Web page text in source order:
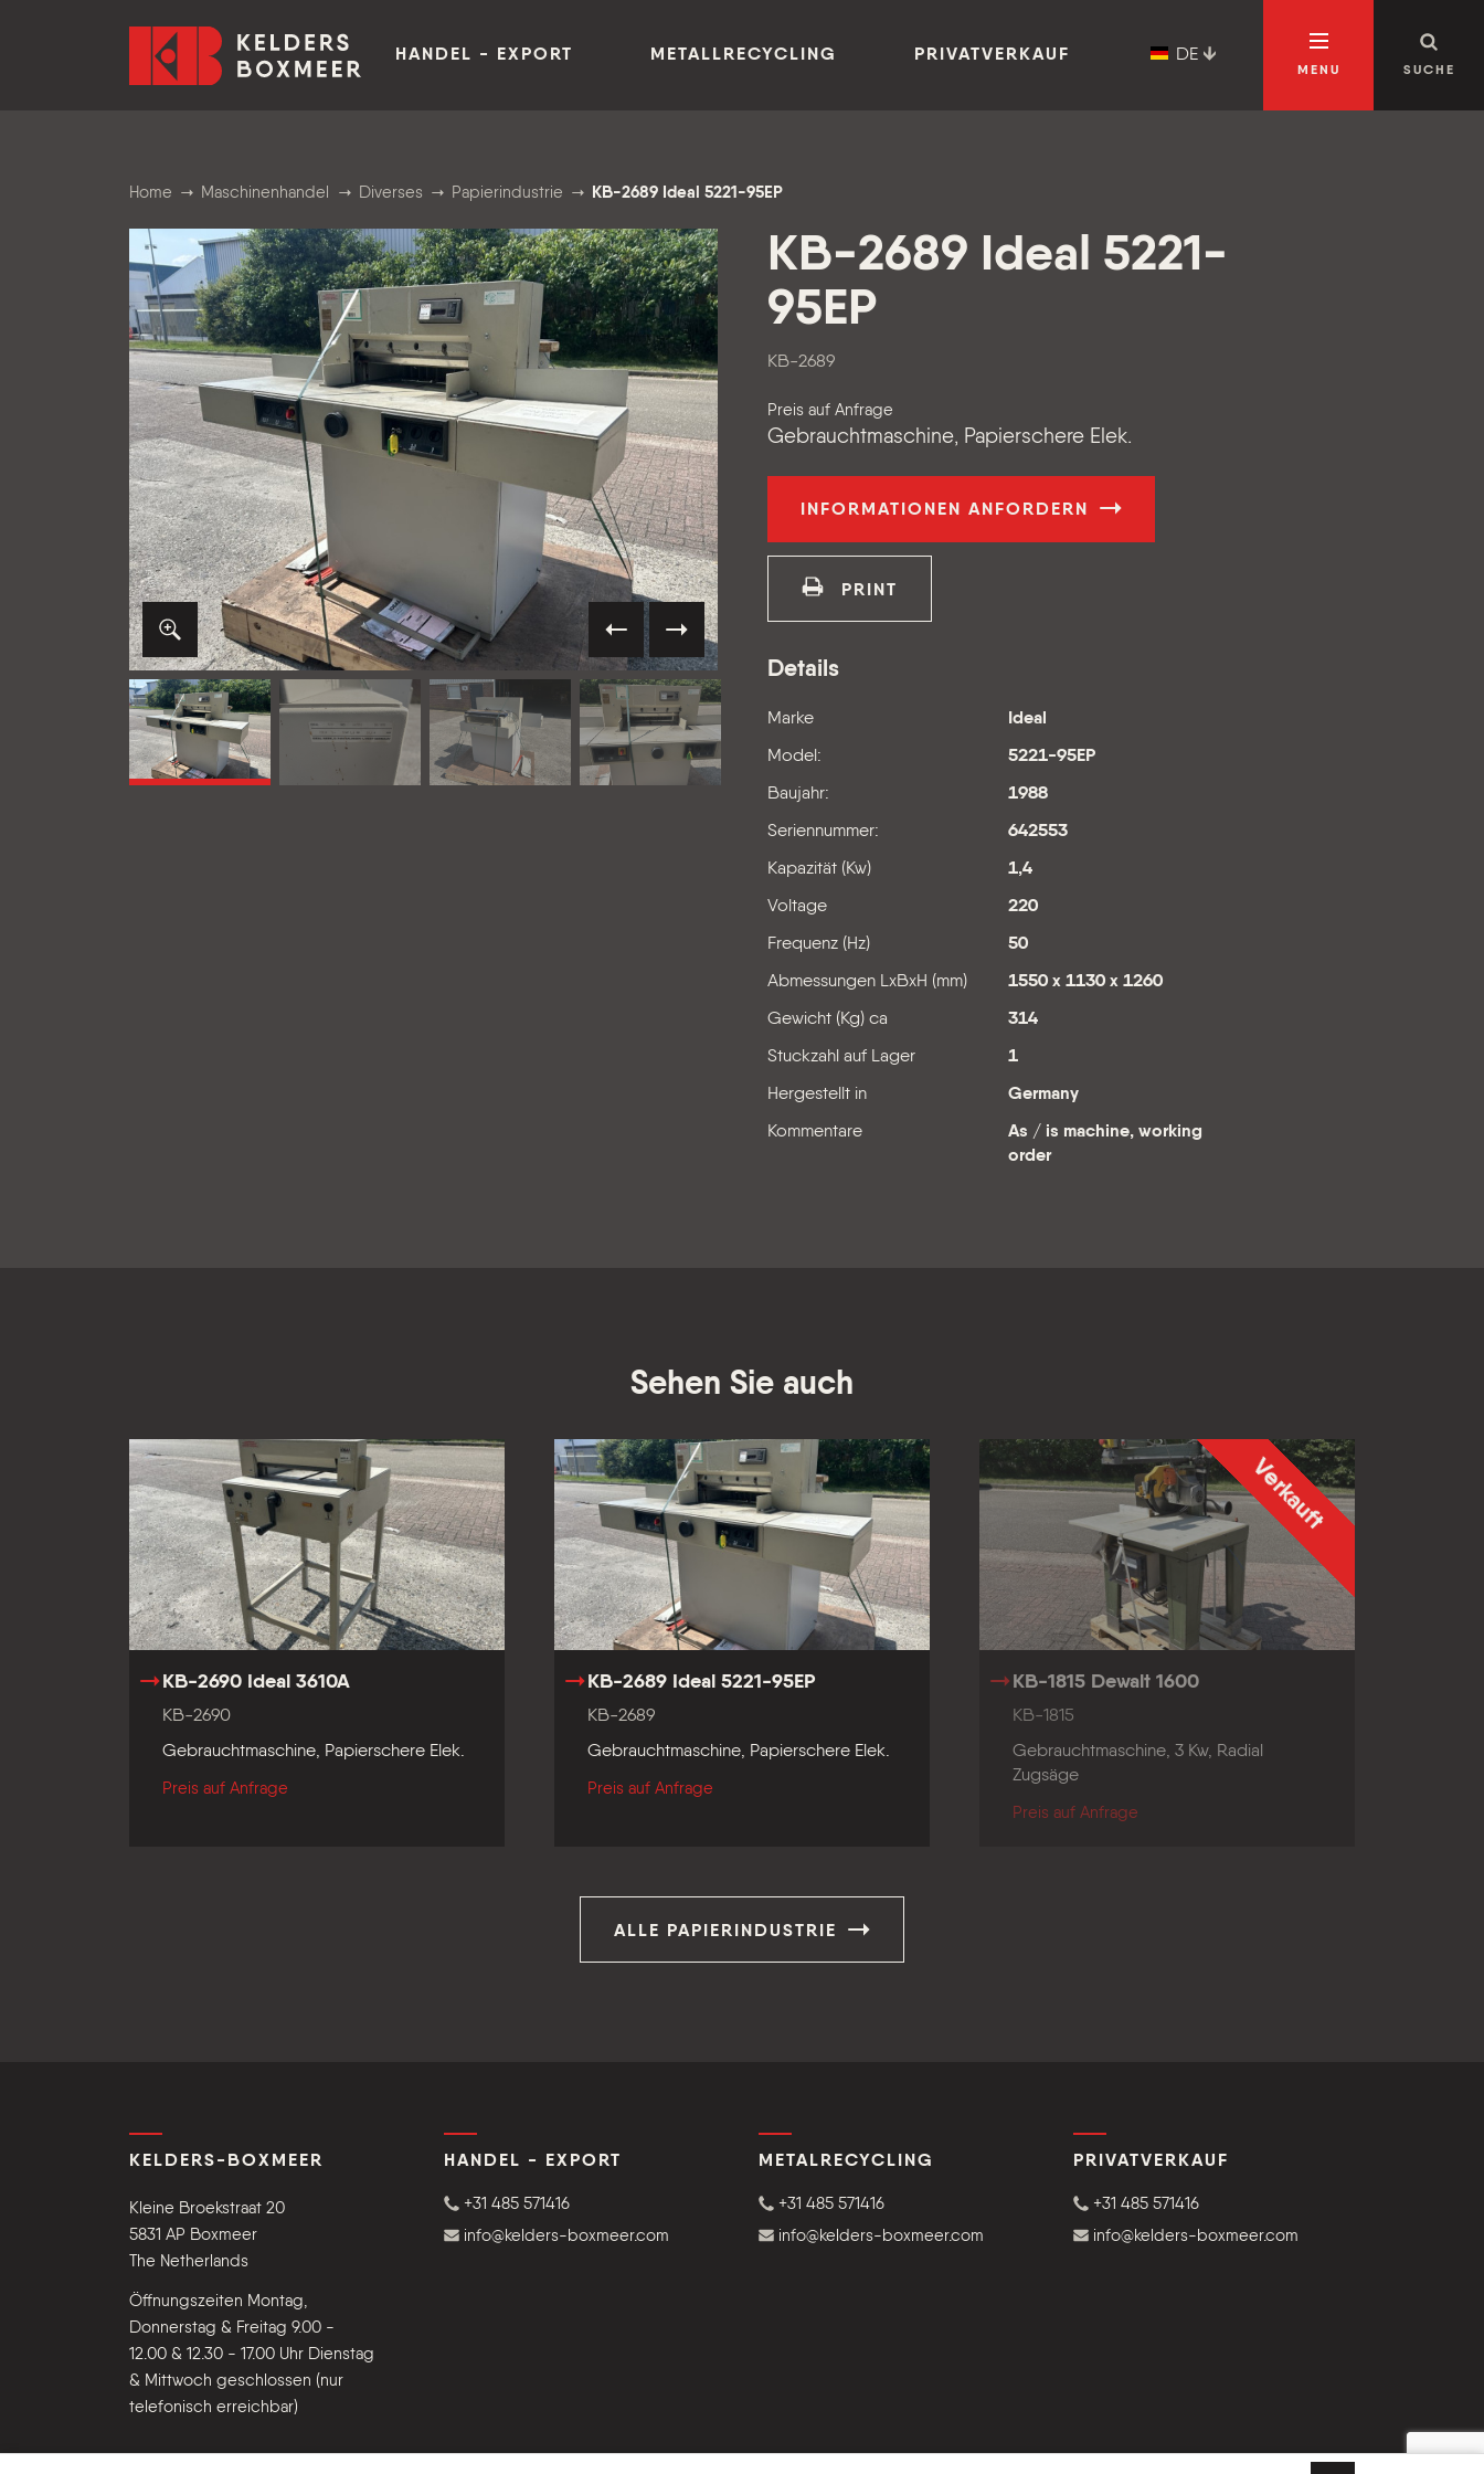
Kelders Boxmeer
HANDEL - EXPORT
METALLRECYCLING PRIVATVERKAUF DE
MENU SUCHE
Home Maschinenhandel Diverses Papierindustrie KB-2689 Ideal 5221-95EP
VORIGEVOLGENDE
KB-2689 Ideal 5221-
95EP
KB-2689
Preis auf Anfrage
Gebrauchtmaschine, Papierschere Elek.
INFORMATIONEN ANFORDERN
PRINT
Details
Marke Ideal
Model: 5221-95EP
Baujahr: 1988
Seriennummer: 642553
Kapazität (Kw) 1,4
Voltage 220
Frequenz (Hz) 50
Abmessungen LxBxH (mm) 1550 x 1130 x 1260
Gewicht (Kg) ca 314
Stuckzahl auf Lager 1
Hergestellt in Germany
Kommentare
As / is machine, working
order
Sehen Sie auch
KB-2690 Ideal 3610A
KB-2690
Gebrauchtmaschine, Papierschere Elek.
Preis auf Anfrage
KB-2689 Ideal 5221-95EP
KB-2689
Gebrauchtmaschine, Papierschere Elek.
Preis auf Anfrage
Verkauft
KB-1815 Dewalt 1600
KB-1815
Gebrauchtmaschine, 3 Kw, Radial
Zugsäge
Preis auf Anfrage
ALLE PAPIERINDUSTRIE
KELDERS-BOXMEER
Kleine Broekstraat 20
5831 AP Boxmeer
The Netherlands
Öffnungszeiten Montag,
Donnerstag & Freitag 9.00 -
12.00 & 12.30 - 17.00 Uhr Dienstag
& Mittwoch geschlossen (nur
telefonisch erreichbar)
HANDEL - EXPORT
+31 485 571416
info@kelders-boxmeer.com
METALRECYCLING
+31 485 571416
info@kelders-boxmeer.com
PRIVATVERKAUF
+31 485 571416
info@kelders-boxmeer.com